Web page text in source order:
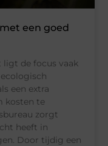
een goed
ligt de focus vaak
een extra
kosten te
zorgt
heeft in
Door tijdig een